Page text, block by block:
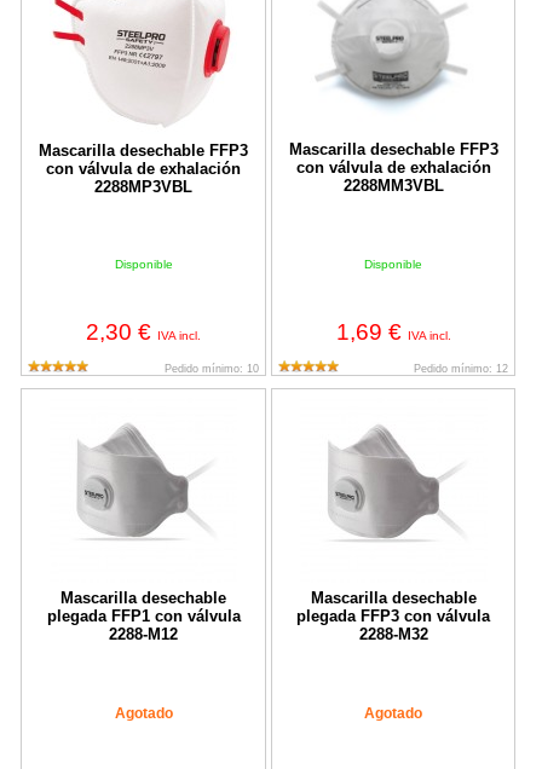
Mascarilla desechable FFP3
con válvula de exhalación
2288MP3VBL
Disponible
2,30 € IVA incl.
Pedido mínimo: 10
Mascarilla desechable FFP3
con válvula de exhalación
2288MM3VBL
Disponible
1,69 € IVA incl.
Pedido mínimo: 12
Mascarilla desechable
plegada FFP1 con válvula
2288-M12
Agotado
Mascarilla desechable
plegada FFP3 con válvula
2288-M32
Agotado